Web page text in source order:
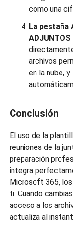
como una
La pestaña
ADJUNTOS
archivos
en la nube,
Conclusión
El uso de la
reuniones de la
preparación
integra
Microsoft 365,
ti. Cuando
acceso a los
actualiza al